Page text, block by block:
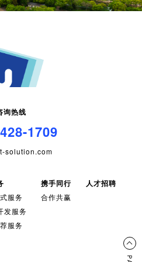
询热线
1709
solution.com
服务
发服务
服务
携手同行
合作共赢
人才招聘